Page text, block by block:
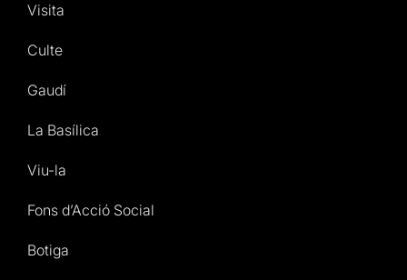
Visita
Culte
Gaudí
La Basílica
Viu-la
Fons d’Acció Social
Botiga